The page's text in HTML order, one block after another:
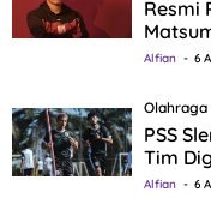
Resmi
Alfian 6
Olahraga
PSS
Tim
Alfian 6